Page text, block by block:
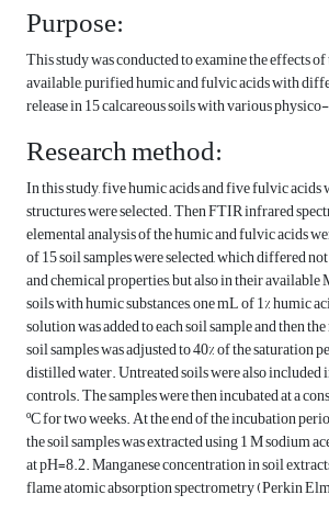
Purpose:
This study was conducted to examine the effects
available, purified humic and fulvic acids with
release in 15 calcareous soils with various
Research method:
In this study, five humic acids and five fulvic
structures were selected. Then FTIR infrared
elemental analysis of the humic and fulvic acids
of 15 soil samples were selected, which differed
and chemical properties, but also in their available
soils with humic substances, one mL of 1% humic
solution was added to each soil sample and then
soil samples was adjusted to 40% of the saturation
distilled water. Untreated soils were also included
controls. The samples were then incubated at a
ºC for two weeks. At the end of the incubation
the soil samples was extracted using 1 M sodium
at pH=8.2. Manganese concentration in soil
flame atomic absorption spectrometry (Perkin